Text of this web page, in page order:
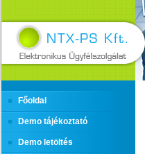
Főoldal
Demo tájékoztató
Demo letöltés